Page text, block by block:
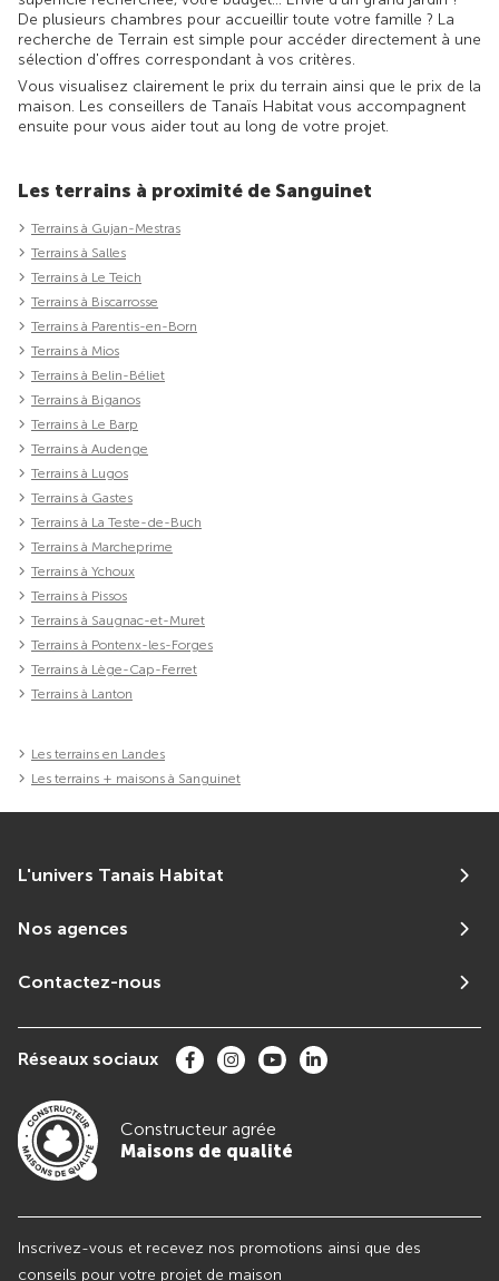
De plusieurs chambres pour accueillir toute votre famille ? La
recherche de Terrain est simple pour accéder directement à une
sélection d'offres correspondant à vos critères.
Vous visualisez clairement le prix du terrain ainsi que le prix de la
maison. Les conseillers de Tanaïs Habitat vous accompagnent
ensuite pour vous aider tout au long de votre projet.
Les terrains à proximité de Sanguinet
Terrains à Gujan-Mestras
Terrains à Salles
Terrains à Le Teich
Terrains à Biscarrosse
Terrains à Parentis-en-Born
Terrains à Mios
Terrains à Belin-Béliet
Terrains à Biganos
Terrains à Le Barp
Terrains à Audenge
Terrains à Lugos
Terrains à Gastes
Terrains à La Teste-de-Buch
Terrains à Marcheprime
Terrains à Ychoux
Terrains à Pissos
Terrains à Saugnac-et-Muret
Terrains à Pontenx-les-Forges
Terrains à Lège-Cap-Ferret
Terrains à Lanton
Les terrains en Landes
Les terrains + maisons à Sanguinet
L'univers Tanais Habitat
Nos agences
Contactez-nous
Réseaux sociaux
Constructeur agrée
Maisons de qualité
Inscrivez-vous et recevez nos promotions ainsi que des
conseils pour votre projet de maison